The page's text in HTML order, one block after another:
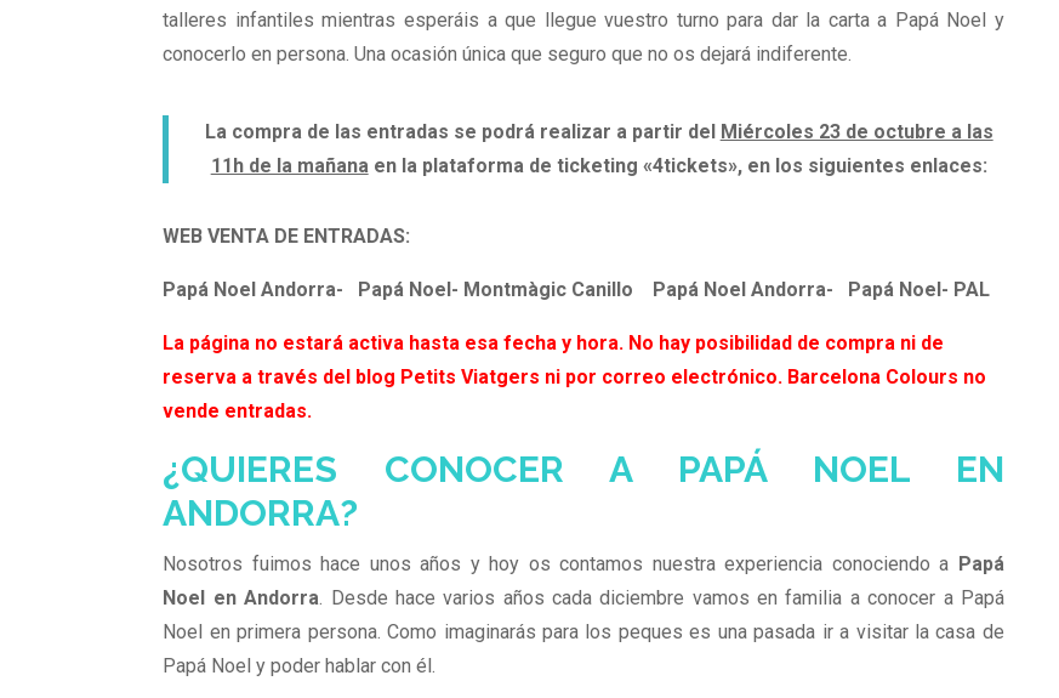
talleres infantiles mientras esperáis a que llegue vuestro turno para dar la carta a Papá Noel y
conocerlo en persona. Una ocasión única que seguro que no os dejará indiferente.
La compra de las entradas se podrá realizar a partir del Miércoles 23 de octubre a las
11h de la mañanaen la plataforma de ticketing «4tickets», en los siguientes enlaces:
WEB VENTA DE ENTRADAS:
Papá Noel Andorra- Papá Noel- Montmàgic Canillo Papá Noel Andorra- Papá Noel- PAL
La página no estará activa hasta esa fecha y hora. No hay posibilidad de compra ni de
reserva a través del blog Petits Viatgers ni por correo electrónico. Barcelona Colours no
vende entradas.
¿QUIERES CONOCER A PAPÁ NOEL EN
ANDORRA?
Nosotros fuimos hace unos años y hoy os contamos nuestra experiencia conociendo a Papá
Noel en Andorra. Desde hace varios años cada diciembre vamos en familia a conocer a Papá
Noel en primera persona. Como imaginarás para los peques es una pasada ir a visitar la casa de
Papá Noel y poder hablar con él.